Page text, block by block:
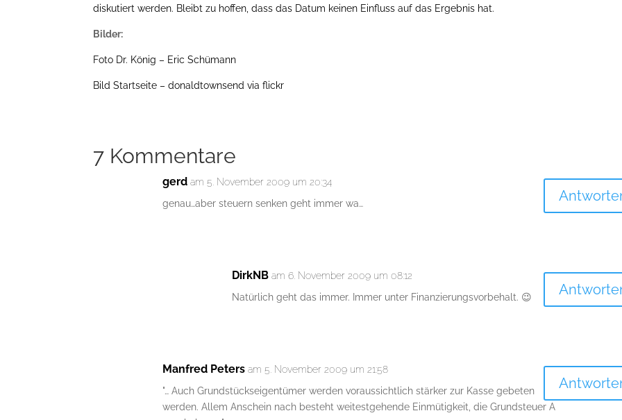
diskutiert werden. Bleibt zu hoffen, dass das Datum keinen Einfluss auf das Ergebnis hat.
Bilder:
Foto Dr. König – Eric Schümann
Bild Startseite – donaldtownsend via flickr
7 Kommentare
gerd am 5. November 2009 um 20:34
genau…aber steuern senken geht immer wa…
DirkNB am 6. November 2009 um 08:12
Natürlich geht das immer. Immer unter Finanzierungsvorbehalt. 😉
Manfred Peters am 5. November 2009 um 21:58
"… Auch Grundstückseigentümer werden voraussichtlich stärker zur Kasse gebeten
werden. Allem Anschein nach besteht weitestgehende Einmütigkeit, die Grundsteuer A